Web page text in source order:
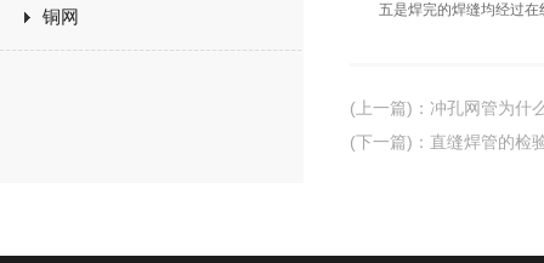
铜网 五是焊完的焊缝均经过在
(上一篇) ： 冲孔网管为什
(下一篇) ： 直缝焊管的检